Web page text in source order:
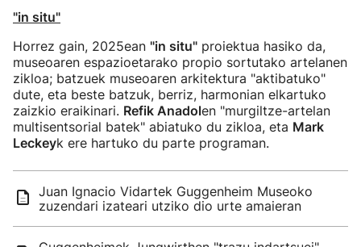
"in situ"
Horrez gain, 2025ean "in situ" proiektua hasiko da,
museoaren espazioetarako propio sortutako artelanen
zikloa; batzuek museoaren arkitektura "aktibatuko"
dute, eta beste batzuk, berriz, harmonian elkartuko
zaizkio eraikinari. Refik Anadolen "murgiltze-artelan
multisentsorial batek" abiatuko du zikloa, eta Mark
Leckeyk ere hartuko du parte programan.
Juan Ignacio Vidartek Guggenheim Museoko
zuzendari izateari utziko dio urte amaieran